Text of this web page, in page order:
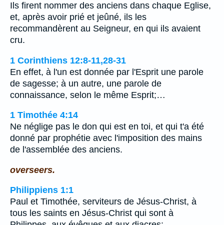
Ils firent nommer des anciens dans chaque Eglise,
et, après avoir prié et jeûné, ils les
recommandèrent au Seigneur, en qui ils avaient
cru.
1 Corinthiens 12:8-11,28-31
En effet, à l'un est donnée par l'Esprit une parole
de sagesse; à un autre, une parole de
connaissance, selon le même Esprit;…
1 Timothée 4:14
Ne néglige pas le don qui est en toi, et qui t'a été
donné par prophétie avec l'imposition des mains
de l'assemblée des anciens.
overseers.
Philippiens 1:1
Paul et Timothée, serviteurs de Jésus-Christ, à
tous les saints en Jésus-Christ qui sont à